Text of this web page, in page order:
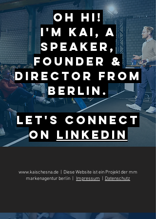
oh Hi!
I'm Kai, a
speaker,
founder &
director from
Berlin.
Let's connect
on LINKEDIN
www.kaischesna.de | Diese Website ist ein Projekt der mm
markenagentur berlin | Impressum | Datenschutz